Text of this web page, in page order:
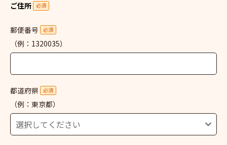
ご住所 必須
郵便番号 必須
（例：1320035）
都道府県 必須
（例：東京都）